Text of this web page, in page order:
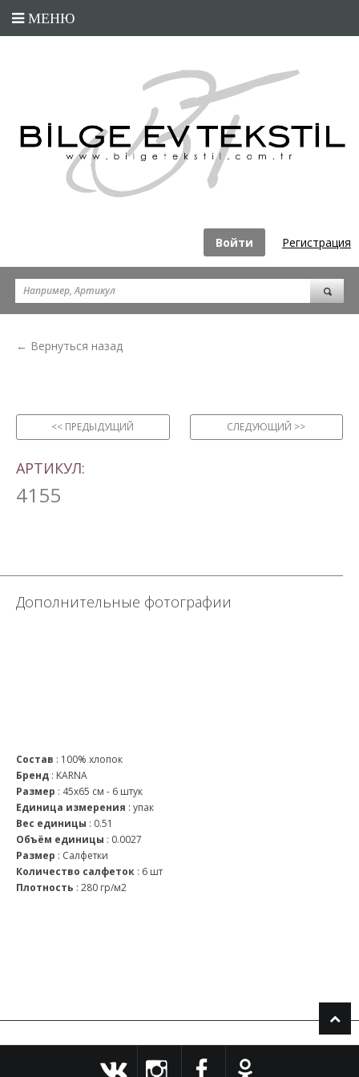
Войти Регистрация
← Вернуться назад
<< ПРЕДЫДУЩИЙ СЛЕДУЮЩИЙ >>
АРТИКУЛ:
4155
Дополнительные фотографии
Состав : 100% хлопок
Бренд : KARNA
Размер : 45x65 см - 6 штук
Единица измерения : упак
Вес единицы : 0.51
Объём единицы : 0.0027
Размер : Салфетки
Количество салфеток : 6 шт
Плотность : 280 гр/м2